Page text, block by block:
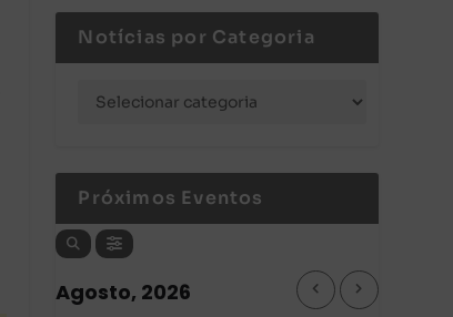
Notícias por Categoria
Próximos Eventos
Agosto, 2026